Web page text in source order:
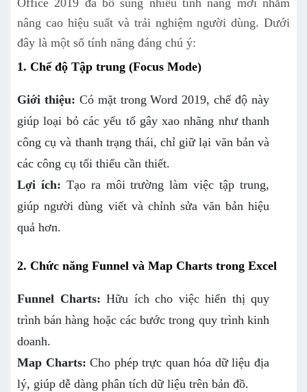
Office 2019 đã bổ sung nhiều tính năng mới nhằm
nâng cao hiệu suất và trải nghiệm người dùng. Dưới
đây là một số tính năng đáng chú ý:
1. Chế độ Tập trung (Focus Mode)
Giới thiệu: Có mặt trong Word 2019, chế độ này
giúp loại bỏ các yếu tố gây xao nhãng như thanh
công cụ và thanh trạng thái, chỉ giữ lại văn bản và
các công cụ tối thiểu cần thiết.
Lợi ích: Tạo ra môi trường làm việc tập trung,
giúp người dùng viết và chỉnh sửa văn bản hiệu
quả hơn.
2. Chức năng Funnel và Map Charts trong Excel
Funnel Charts: Hữu ích cho việc hiển thị quy
trình bán hàng hoặc các bước trong quy trình kinh
doanh.
Map Charts: Cho phép trực quan hóa dữ liệu địa
lý, giúp dễ dàng phân tích dữ liệu trên bản đồ.